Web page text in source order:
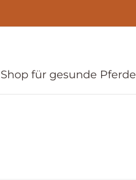
Shop für gesunde Pferde